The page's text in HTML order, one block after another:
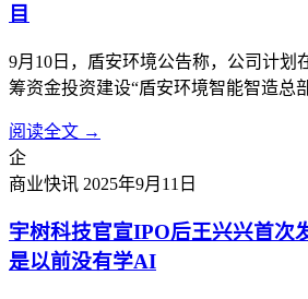
目
9月10日，盾安环境公告称，公司计划
筹资金投资建设“盾安环境智能智造总
期为盾安环境智能制造总部基地项目，
源汽车热管理总部基地项目。计划建设
件及新能源汽车热管理核心...
阅读全文 →
企
商业快讯 2025年9月11日
宇树科技官宣IPO后王兴兴首次
是以前没有学AI